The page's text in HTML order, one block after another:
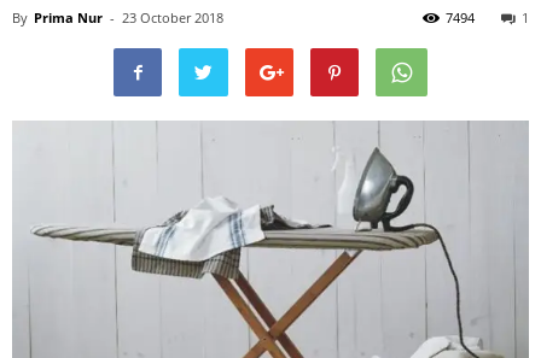
By Prima Nur - 23 October 2018 1
7494